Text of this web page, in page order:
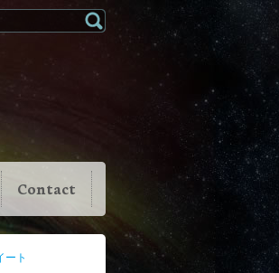
Contact
ート